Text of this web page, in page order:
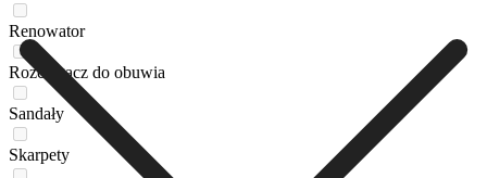
Renowator
Rozciągacz do obuwia
Sandały
Skarpety